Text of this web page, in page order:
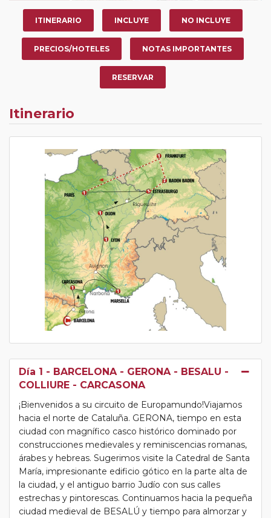
tras rellenar el cuestionario de satisfacción en "Mi viaje")
o los que estén en luna de miel contarán con un
descuento del 5%.
ITINERARIO INCLUYE NO INCLUYE
PRECIOS/HOTELES NOTAS IMPORTANTES
RESERVAR
Itinerario
Día 1 - BARCELONA - GERONA - BESALU -
COLLIURE - CARCASONA
¡Bienvenidos a su circuito de Europamundo!Viajamos
hacia el norte de Cataluña. GERONA, tiempo en esta
ciudad con magnífico casco histórico dominado por
construcciones medievales y reminiscencias romanas,
árabes y hebreas. Sugerimos visite la Catedral de Santa
María, impresionante edificio gótico en la parte alta de
la ciudad, y el antiguo barrio Judío con sus calles
estrechas y pintorescas. Continuamos hacia la pequeña
ciudad medieval de BESALÚ y tiempo para almorzar y